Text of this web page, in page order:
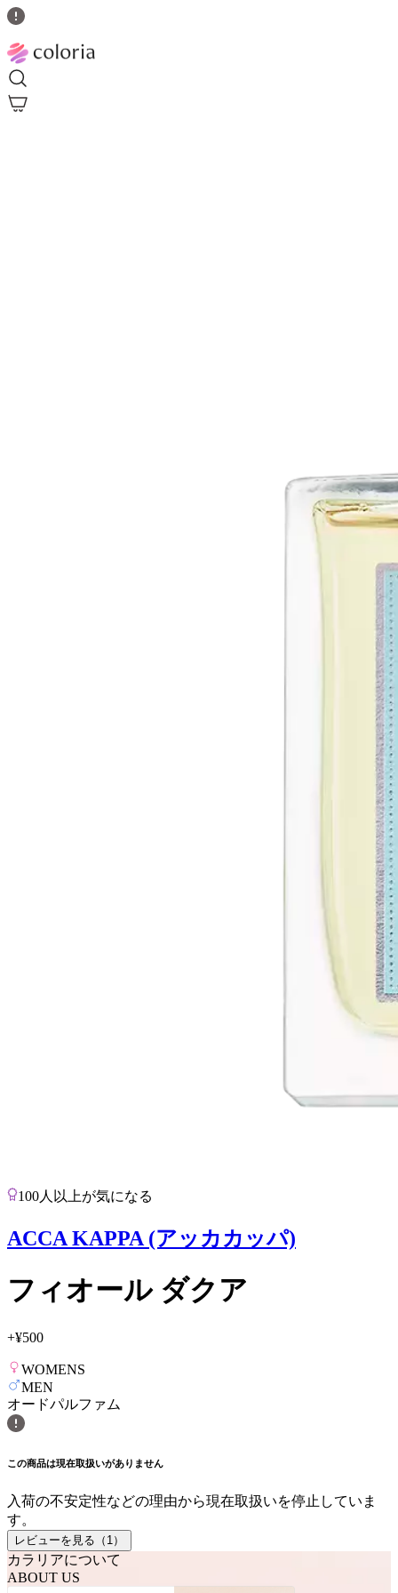
100人以上が気になる
ACCA KAPPA (アッカカッパ)
フィオール ダクア
+¥500
WOMENS
MEN
オードパルファム
この商品は現在取扱いがありません
入荷の不安定性などの理由から現在取扱いを停止していま
す。
レビューを見る（ 1 ）
カラリアについて
ABOUT US